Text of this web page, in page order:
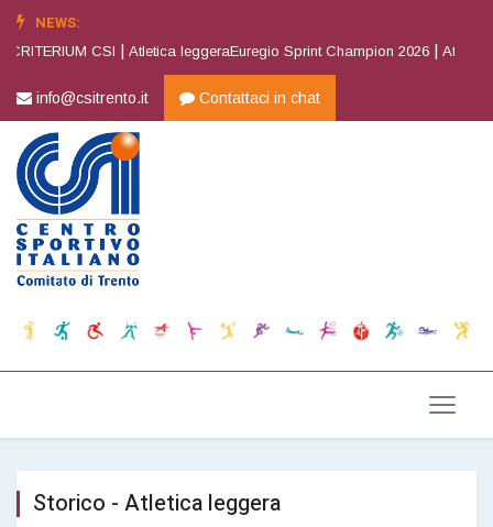
NEWS:
CSI |Atletica leggeraEuregio Sprint Champion 2026 |Atletica
info@csitrento.it Contattaci in chat
Storico - Atletica leggera